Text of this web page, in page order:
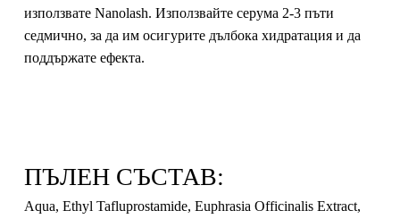
използвате Nanolash. Използвайте серума 2-3 пъти
седмично, за да им осигурите дълбока хидратация и да
поддържате ефекта.
ПЪЛЕН СЪСТАВ:
Aqua, Ethyl Tafluprostamide, Euphrasia Officinalis Extract,